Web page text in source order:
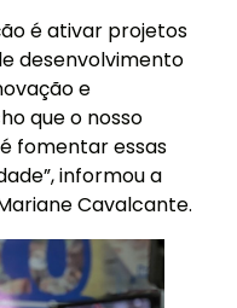
é ativar projetos
desenvolvimento
e
que o nosso
fomentar essas
informou a
Cavalcante.